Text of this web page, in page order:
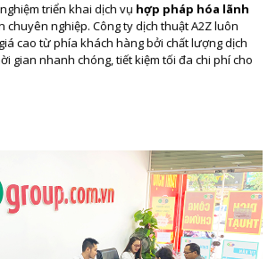
triển khai dịch vụ hợp pháp hóa lãnh
chuyên nghiệp. Công ty dịch thuật A2Z luôn
cao từ phía khách hàng bởi chất lượng dịch
gian nhanh chóng, tiết kiệm tối đa chi phí cho